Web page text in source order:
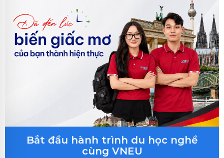
Bắt đầu hành trình du học nghề
cùng VNEU